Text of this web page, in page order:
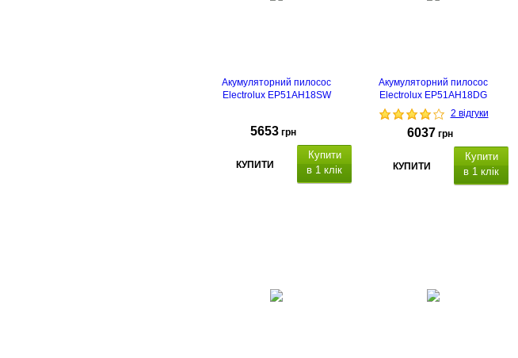
Акумуляторний пилосос
Electrolux EP51AH18SW
5653 грн
КУПИТИ
Купити
в 1 клік
Акумуляторний пилосос
Electrolux EP51AH18DG
2 відгуки
6037 грн
КУПИТИ
Купити
в 1 клік